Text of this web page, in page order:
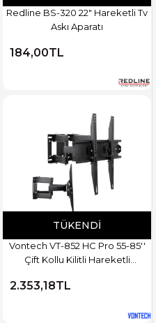
Redline BS-320 22" Hareketli Tv
Askı Aparatı
184,00TL
TÜKENDI
Vontech VT-852 HC Pro 55-85''
Çift Kollu Kilitli Hareketli
2.353,18TL